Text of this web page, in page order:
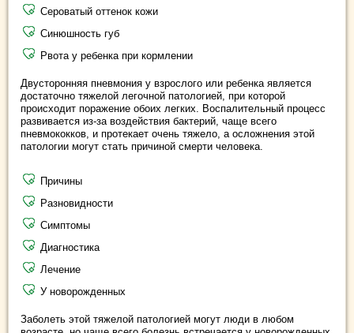
Сероватый оттенок кожи
Синюшность губ
Рвота у ребенка при кормлении
Двусторонняя пневмония у взрослого или ребенка является
достаточно тяжелой легочной патологией, при которой
происходит поражение обоих легких. Воспалительный процесс
развивается из-за воздействия бактерий, чаще всего
пневмококков, и протекает очень тяжело, а осложнения этой
патологии могут стать причиной смерти человека.
Причины
Разновидности
Симптомы
Диагностика
Лечение
У новорожденных
Заболеть этой тяжелой патологией могут люди в любом